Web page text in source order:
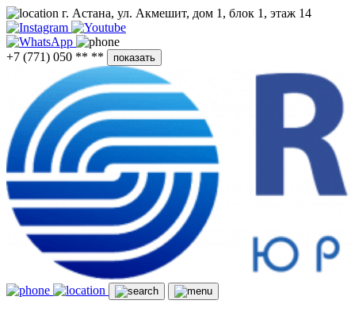
г. Астана, ул. Акмешит, дом 1, блок 1, этаж 14
+7 (771) 050 ** ** показать